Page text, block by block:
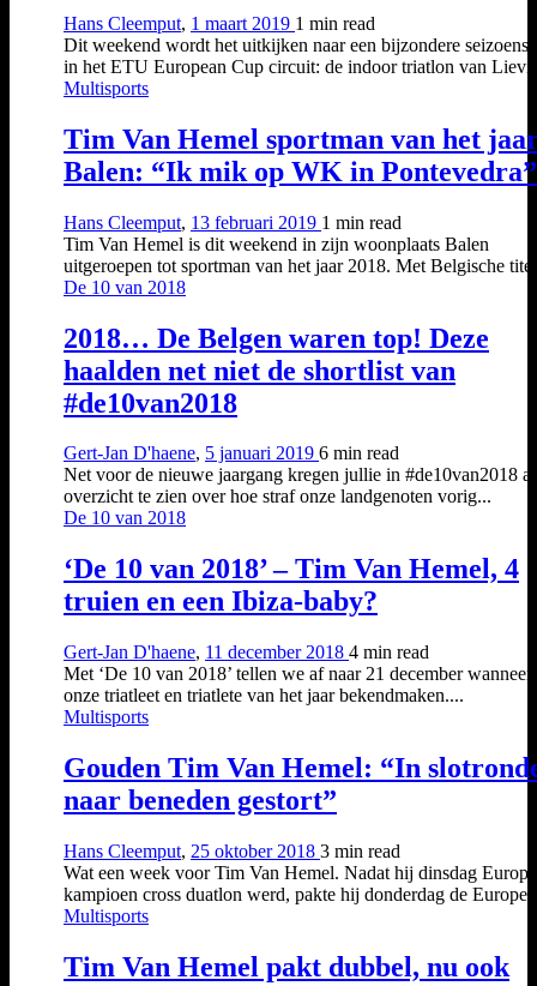
Hans Cleemput, 1 maart 2019 1 min read
Dit weekend wordt het uitkijken naar een bijzondere
in het ETU European Cup circuit: de indoor triatlon van
Multisports
Tim Van Hemel sportman van het
Balen: “Ik mik op WK in Pontevedra”
Hans Cleemput, 13 februari 2019 1 min read
Tim Van Hemel is dit weekend in zijn woonplaats Balen
uitgeroepen tot sportman van het jaar 2018. Met Belgische
De 10 van 2018
2018… De Belgen waren top! Deze
haalden net niet de shortlist van
#de10van2018
Gert-Jan D'haene, 5 januari 2019 6 min read
Net voor de nieuwe jaargang kregen jullie in #de10van2018
overzicht te zien over hoe straf onze landgenoten vorig...
De 10 van 2018
‘De 10 van 2018’ – Tim Van Hemel, 4
truien en een Ibiza-baby?
Gert-Jan D'haene, 11 december 2018 4 min read
Met ‘De 10 van 2018’ tellen we af naar 21 december
onze triatleet en triatlete van het jaar bekendmaken....
Multisports
Gouden Tim Van Hemel: “In
naar beneden gestort”
Hans Cleemput, 25 oktober 2018 3 min read
Wat een week voor Tim Van Hemel. Nadat hij dinsdag
kampioen cross duatlon werd, pakte hij donderdag de
Multisports
Tim Van Hemel pakt dubbel, nu ook